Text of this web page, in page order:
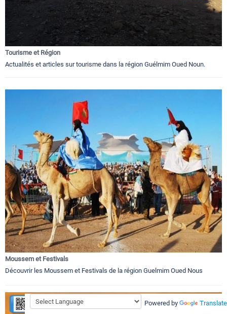
Tourisme et Région
Actualités et articles sur tourisme dans la région Guélmim Oued Noun.
Moussem et Festivals
Découvrir les Moussem et Festivals de la région Guelmim Oued Nous
Powered by Translate